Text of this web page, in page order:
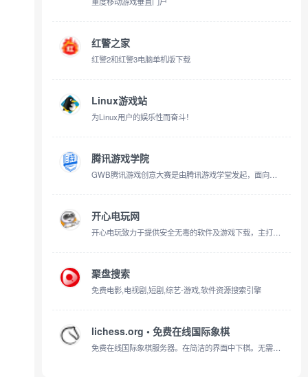
红警之家
红警2和红警3电脑单机版下载
Linux游戏站
为Linux用户的娱乐性而奋斗！
腾讯游戏学院
GWB腾讯游戏创意大赛是由腾讯游戏学堂发起，面向全球游戏开发者的年度赛事，旨在搭建一个开放的游戏创意合作平台。期望连接全球的优秀创意，汇集国内外知名专家为其打磨品质，助力优质游戏腾飞，助推行业良性发展，向全球宣传创意游戏的价值。
开心电玩网
开心电玩致力于提供安全无毒的软件及游戏下载，主打热门手机网游、单机手游以及各类手机app下载，同时支持电脑软件和电脑单机游戏的下载，下载快速、安全可靠。
聚盘搜索
免费电影,电视剧,短剧,综艺-游戏,软件资源搜索引擎
lichess.org • 免费在线国际象棋
免费在线国际象棋服务器。在简洁的界面中下棋。无需注册，无广告，无需插件。可与电脑、朋友或随机对手对弈。